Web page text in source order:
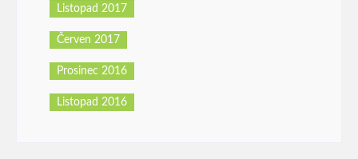
Listopad 2017
Červen 2017
Prosinec 2016
Listopad 2016